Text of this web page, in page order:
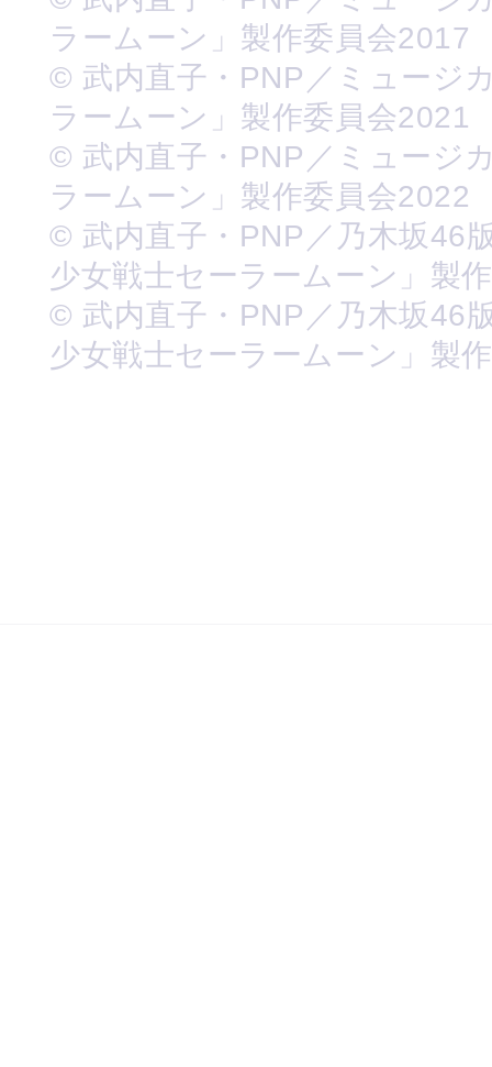
ラームーン」製作委員会2017
© 武内直子・PNP／ミュージ
ラームーン」製作委員会2021
© 武内直子・PNP／ミュージ
ラームーン」製作委員会2022
© 武内直子・PNP／乃木坂46
少女戦士セーラームーン」製
© 武内直子・PNP／乃木坂46
少女戦士セーラームーン」製